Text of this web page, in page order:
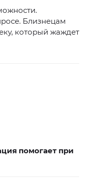
Близнецам
который жаждет
помогает при